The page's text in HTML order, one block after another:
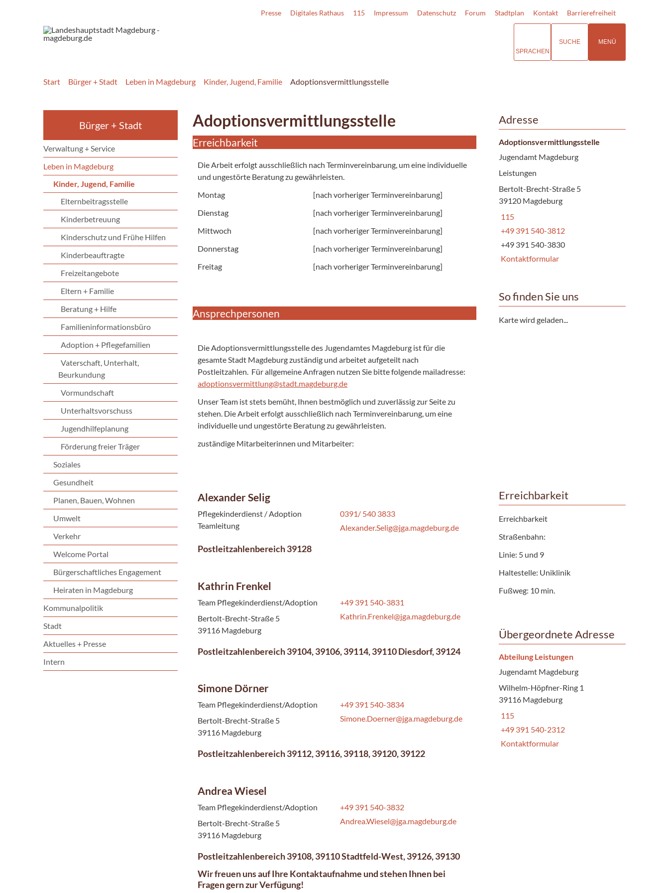
Presse Digitales Rathaus 115 Impressum Datenschutz Forum Stadtplan Kontakt Barrierefreiheit
SPRACHEN
SUCHE MENÜ
Start Bürger + Stadt Leben in Magdeburg Kinder, Jugend, Familie Adoptionsvermittlungsstelle
Bürger + Stadt
Verwaltung + Service
Leben in Magdeburg
Kinder, Jugend, Familie
Elternbeitragsstelle
Kinderbetreuung
Kinderschutz und Frühe Hilfen
Kinderbeauftragte
Freizeitangebote
Eltern + Familie
Beratung + Hilfe
Familieninformationsbüro
Adoption + Pflegefamilien
Vaterschaft, Unterhalt,
Beurkundung
Vormundschaft
Unterhaltsvorschuss
Jugendhilfeplanung
Förderung freier Träger
Soziales
Gesundheit
Planen, Bauen, Wohnen
Umwelt
Verkehr
Welcome Portal
Bürgerschaftliches Engagement
Heiraten in Magdeburg
Kommunalpolitik
Stadt
Aktuelles + Presse
Intern
Adoptionsvermittlungsstelle
Erreichbarkeit
Die Arbeit erfolgt ausschließlich nach Terminvereinbarung, um eine individuelle
und ungestörte Beratung zu gewährleisten.
Montag
[nach vorheriger Terminvereinbarung]
Dienstag
[nach vorheriger Terminvereinbarung]
Mittwoch
[nach vorheriger Terminvereinbarung]
Donnerstag
[nach vorheriger Terminvereinbarung]
Freitag
[nach vorheriger Terminvereinbarung]
Ansprechpersonen
Die Adoptionsvermittlungsstelle des Jugendamtes Magdeburg ist für die
gesamte Stadt Magdeburg zuständig und arbeitet aufgeteilt nach
Postleitzahlen. Für allgemeine Anfragen nutzen Sie bitte folgende mailadresse:
adoptionsvermittlung@stadt.magdeburg.de
Unser Team ist stets bemüht, Ihnen bestmöglich und zuverlässig zur Seite zu
stehen. Die Arbeit erfolgt ausschließlich nach Terminvereinbarung, um eine
individuelle und ungestörte Beratung zu gewährleisten.
zuständige Mitarbeiterinnen und Mitarbeiter:
Alexander Selig
Pflegekinderdienst / Adoption
Teamleitung
0391/ 540 3833
Alexander.Selig@jga.magdeburg.de
Postleitzahlenbereich 39128
Kathrin Frenkel
Team Pflegekinderdienst/Adoption
Bertolt-Brecht-Straße 5
39116 Magdeburg
+49 391 540-3831
Kathrin.Frenkel@jga.magdeburg.de
Postleitzahlenbereich 39104, 39106, 39114, 39110 Diesdorf, 39124
Simone Dörner
Team Pflegekinderdienst/Adoption
Bertolt-Brecht-Straße 5
39116 Magdeburg
+49 391 540-3834
Simone.Doerner@jga.magdeburg.de
Postleitzahlenbereich 39112, 39116, 39118, 39120, 39122
Andrea Wiesel
Team Pflegekinderdienst/Adoption
Bertolt-Brecht-Straße 5
39116 Magdeburg
+49 391 540-3832
Andrea.Wiesel@jga.magdeburg.de
Postleitzahlenbereich 39108, 39110 Stadtfeld-West, 39126, 39130
Wir freuen uns auf Ihre Kontaktaufnahme und stehen Ihnen bei
Fragen gern zur Verfügung!
Adresse
Adoptionsvermittlungsstelle
Jugendamt Magdeburg
Leistungen
Bertolt-Brecht-Straße 5
39120 Magdeburg
115
+49 391 540-3812
+49 391 540-3830
Kontaktformular
So finden Sie uns
Karte wird geladen...
Erreichbarkeit
Erreichbarkeit
Straßenbahn:
Linie: 5 und 9
Haltestelle: Uniklinik
Fußweg: 10 min.
Übergeordnete Adresse
Abteilung Leistungen
Jugendamt Magdeburg
Wilhelm-Höpfner-Ring 1
39116 Magdeburg
115
+49 391 540-2312
Kontaktformular